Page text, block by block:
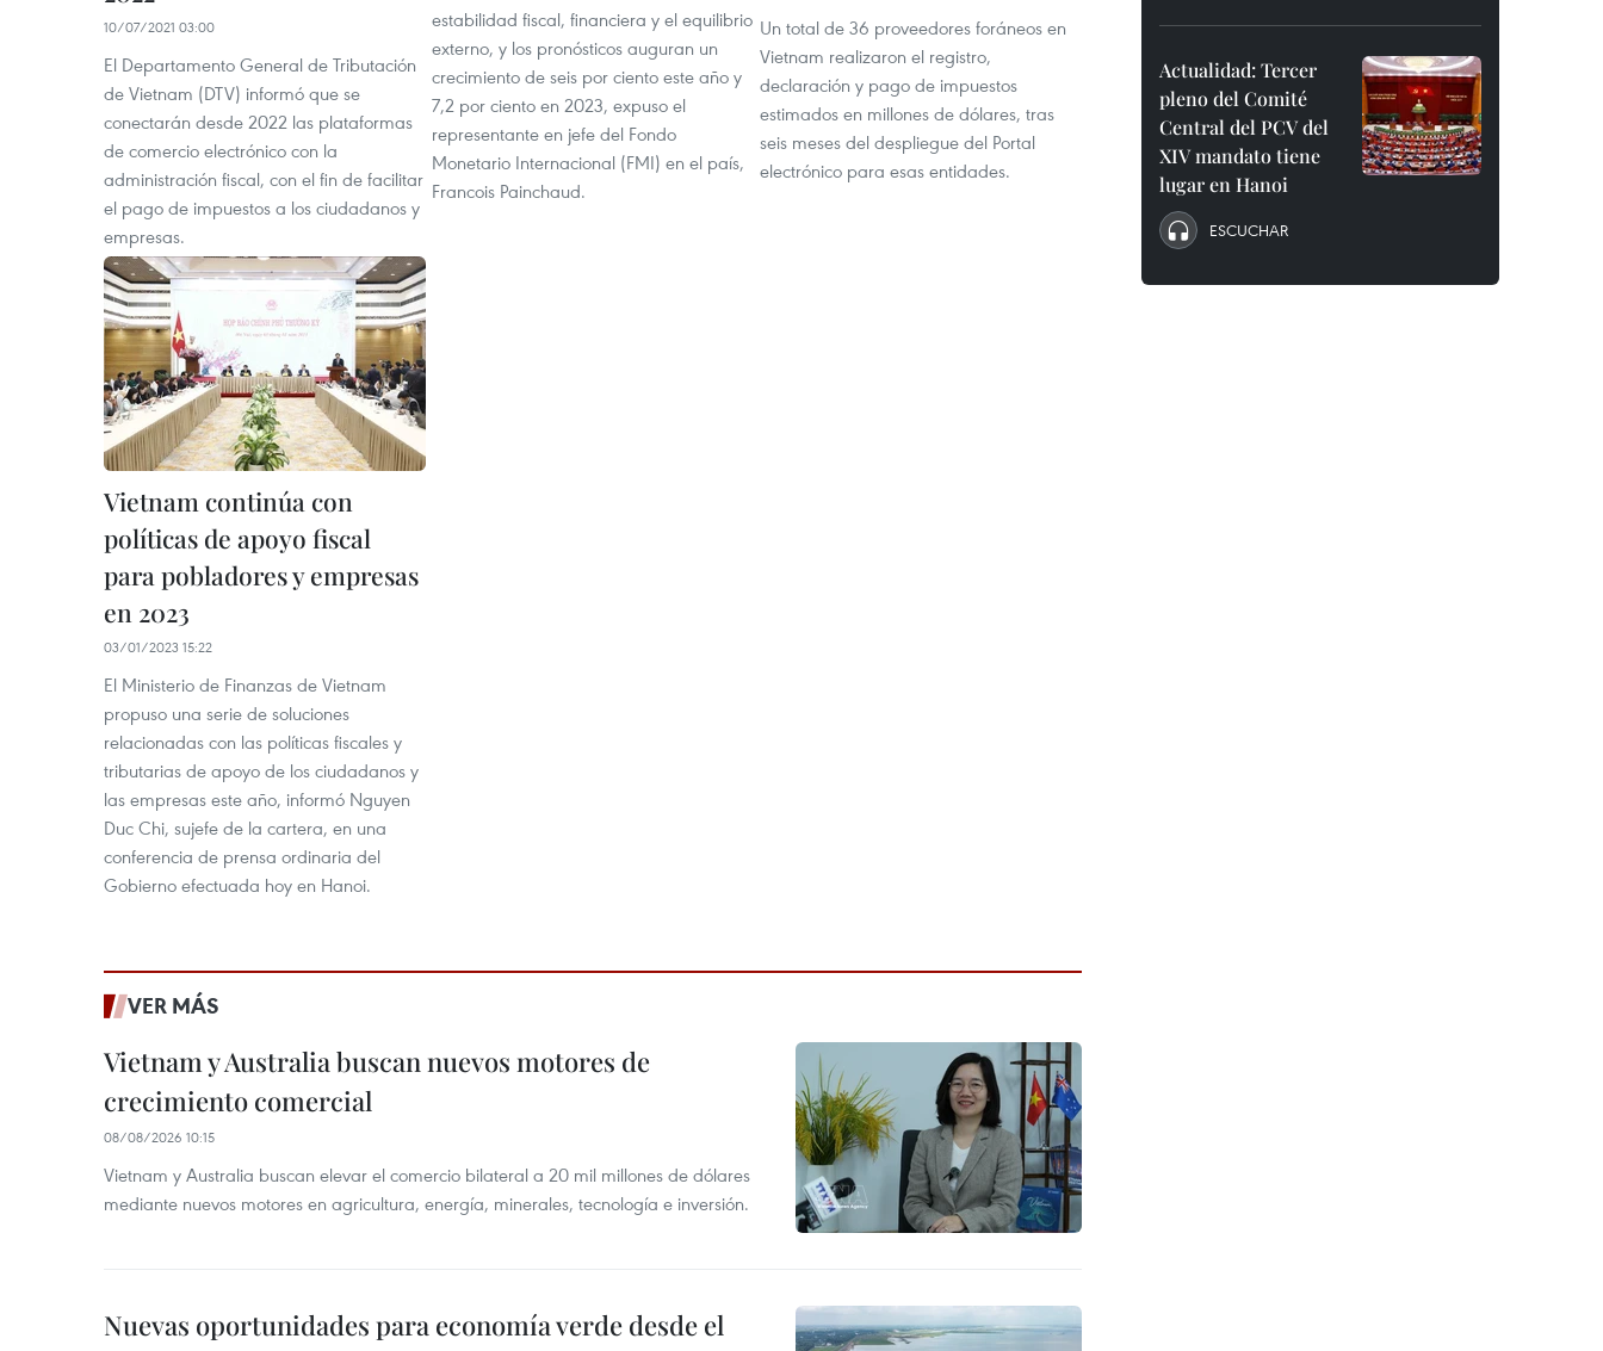
10/07/2021 03:00
El Departamento General de Tributación
de Vietnam (DTV) informó que se
conectarán desde 2022 las plataformas
de comercio electrónico con la
administración fiscal, con el fin de facilitar
el pago de impuestos a los ciudadanos y
empresas.
estabilidad fiscal, financiera y el equilibrio
externo, y los pronósticos auguran un
crecimiento de seis por ciento este año y
7,2 por ciento en 2023, expuso el
representante en jefe del Fondo
Monetario Internacional (FMI) en el país,
Francois Painchaud.
Un total de 36 proveedores foráneos en
Vietnam realizaron el registro,
declaración y pago de impuestos
estimados en millones de dólares, tras
seis meses del despliegue del Portal
electrónico para esas entidades.
Vietnam continúa con
políticas de apoyo fiscal
para pobladores y empresas
en 2023
03/01/2023 15:22
El Ministerio de Finanzas de Vietnam
propuso una serie de soluciones
relacionadas con las políticas fiscales y
tributarias de apoyo de los ciudadanos y
las empresas este año, informó Nguyen
Duc Chi, sujefe de la cartera, en una
conferencia de prensa ordinaria del
Gobierno efectuada hoy en Hanoi.
VER MÁS
Vietnam y Australia buscan nuevos motores de
crecimiento comercial
08/08/2026 10:15
Vietnam y Australia buscan elevar el comercio bilateral a 20 mil millones de dólares
mediante nuevos motores en agricultura, energía, minerales, tecnología e inversión.
Nuevas oportunidades para economía verde desde el
Actualidad: Tercer
pleno del Comité
Central del PCV del
XIV mandato tiene
lugar en Hanoi
ESCUCHAR